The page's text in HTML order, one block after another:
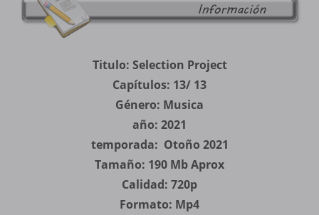
Titulo: Selection Project
Capítulos: 13/ 13
Género: Musica
año: 2021
temporada: Otoño 2021
Tamaño: 190 Mb Aprox
Calidad: 720p
Formato: Mp4